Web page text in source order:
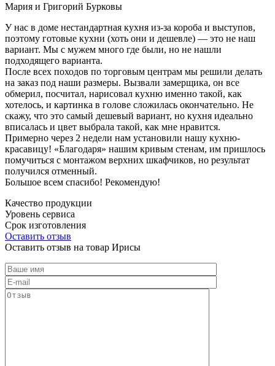
Мария и Григорий Бурковы
У нас в доме нестандартная кухня из-за короба и выступов,
поэтому готовые кухни (хоть они и дешевле) — это не наш
вариант. Мы с мужем много где были, но не нашли
подходящего варианта.
После всех походов по торговым центрам мы решили делать
на заказ под наши размеры. Вызвали замерщика, он все
обмерил, посчитал, нарисовал кухню именно такой, как
хотелось, и картинка в голове сложилась окончательно. Не
скажу, что это самый дешевый вариант, но кухня идеально
вписалась и цвет выбрала такой, как мне нравится.
Примерно через 2 недели нам установили нашу кухню-
красавицу! «Благодаря» нашим кривым стенам, им пришлось
помучиться с монтажом верхних шкафчиков, но результат
получился отменный.
Большое всем спасибо! Рекомендую!
Качество продукции
Уровень сервиса
Срок изготовления
Оставить отзыв
Оставить отзыв на товар Ирисы